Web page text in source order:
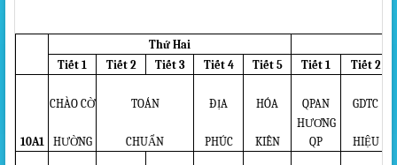
Thứ Hai
Tiết 1
Tiết 2 Tiết 3 Tiết 4 Tiết 5 Tiết 1 Tiết 2
10A1
CHÀO CỜ TOÁN ĐỊA HÓA QPAN GDTC
HƯỜNG CHUẨN PHÚC KIÊN
HƯƠNG
QP
HIỆU